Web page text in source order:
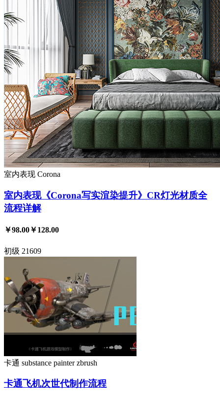
室内表现 Corona
室内表现《Corona写实渲染提升》CR灯光材质全
流程详解
￥98.00￥128.00
初级 21609
卡通 substance painter zbrush
卡通飞机次世代制作流程